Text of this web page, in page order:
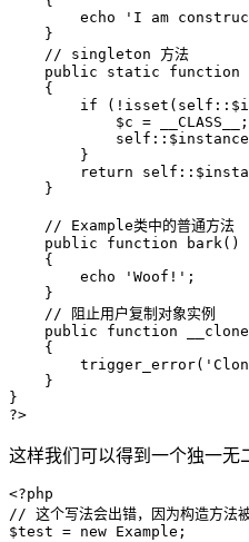
echo 'I am
    }
    // singleton 方法
public static function
    {
if
            $c = __CLASS__;
        }
return
    }
    // Example类中的普通方法
    public function bark()
    {
        echo 'Woof!';
    }
    // 阻止用户复制对象实例
public function
    {
    }
}
这样我们可以得到一个独一无
<?php
// 这个写法会出错，因为构造方
$test = new Example;